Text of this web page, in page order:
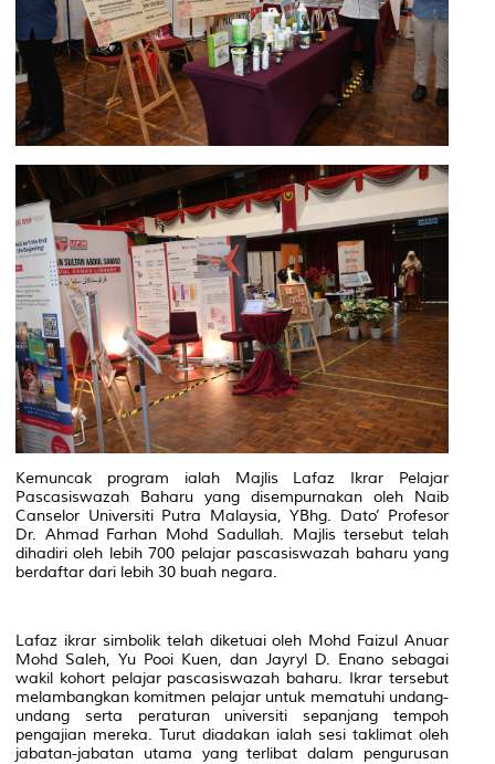
Kemuncak program ialah Majlis Lafaz Ikrar Pelajar
Pascasiswazah Baharu yang disempurnakan oleh Naib
Canselor Universiti Putra Malaysia, YBhg. Dato’ Profesor
Dr. Ahmad Farhan Mohd Sadullah. Majlis tersebut telah
dihadiri oleh lebih 700 pelajar pascasiswazah baharu yang
berdaftar dari lebih 30 buah negara.
Lafaz ikrar simbolik telah diketuai oleh Mohd Faizul Anuar
Mohd Saleh, Yu Pooi Kuen, dan Jayryl D. Enano sebagai
wakil kohort pelajar pascasiswazah baharu. Ikrar tersebut
melambangkan komitmen pelajar untuk mematuhi undang-
undang serta peraturan universiti sepanjang tempoh
pengajian mereka. Turut diadakan ialah sesi taklimat oleh
jabatan-jabatan utama yang terlibat dalam pengurusan